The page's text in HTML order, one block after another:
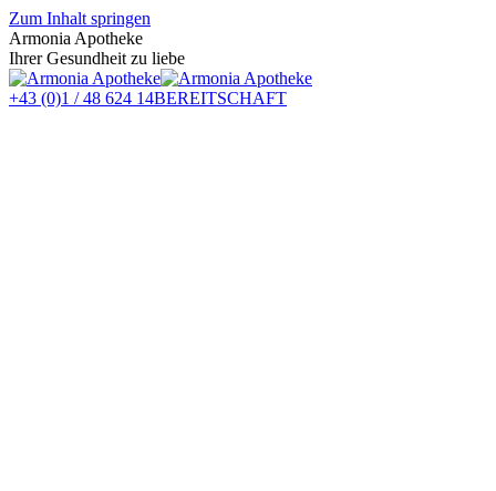
Zum Inhalt springen
Armonia Apotheke
Ihrer Gesundheit zu liebe
+43 (0)1 / 48 624 14BEREITSCHAFT